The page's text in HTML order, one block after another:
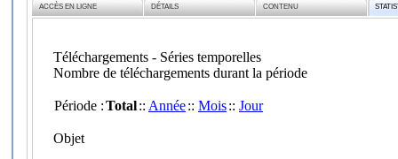
ACCÈS EN LIGNE DÉTAILS CONTENU